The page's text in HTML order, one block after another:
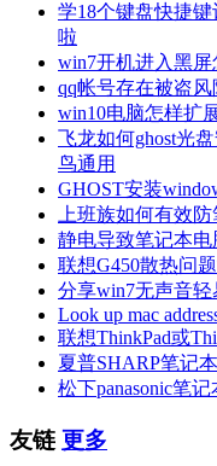
学18个键盘快捷
啦
win7开机进入黑
qq帐号存在被盗
win10电脑怎样扩
飞龙如何ghost光
鸟通用
GHOST安装
上班族如何有效
静电导致笔记本
联想G450散热问
分享win7无声音轻
Look up mac
联想ThinkPad或
夏普SHARP笔记
松下panasonic笔
友链 更多